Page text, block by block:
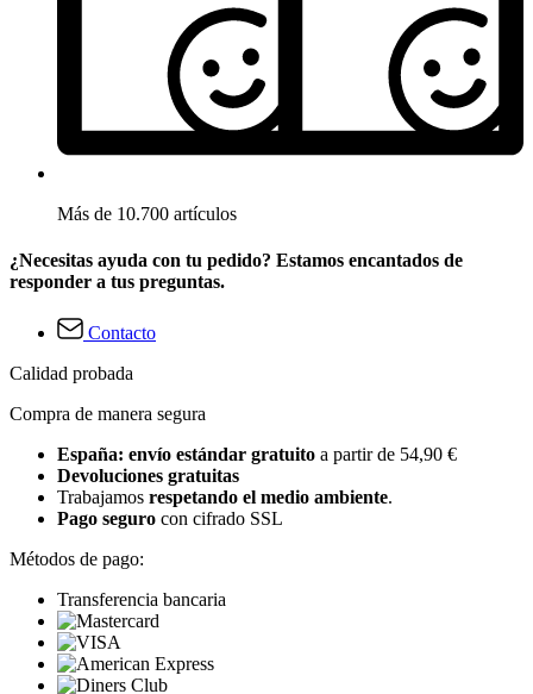
Más de 10.700 artículos
¿Necesitas ayuda con tu pedido? Estamos encantados de
responder a tus preguntas.
Contacto
Calidad probada
Compra de manera segura
España: envío estándar gratuito a partir de 54,90 €
Devoluciones gratuitas
Trabajamos respetando el medio ambiente.
Pago seguro con cifrado SSL
Métodos de pago:
Transferencia bancaria